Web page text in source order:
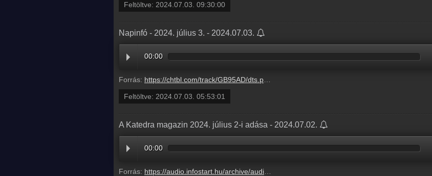
Feltöltve: 2024.07.03. 09:30:00
Napinfó - 2024. július 3. - 2024.07.03.
00:00
Forrás: https://chtbl.com/track/GB95AD/dts.podtrac.com/redirect.mp3/infostart.hu/audio/N2407/N240703.mp3
Feltöltve: 2024.07.03. 05:53:01
A Katedra magazin 2024. július 2-i adása - 2024.07.02.
00:00
Forrás: https://audio.infostart.hu/archive/audio/8F48C/8F48C79B.mp3